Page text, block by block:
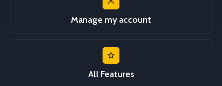
Manage my account
All Features